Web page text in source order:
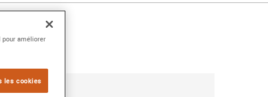
pour améliorer
les cookies